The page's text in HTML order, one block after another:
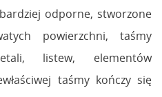
odporne, stworzone
powierzchni, taśmy
listew, elementów
taśmy kończy się